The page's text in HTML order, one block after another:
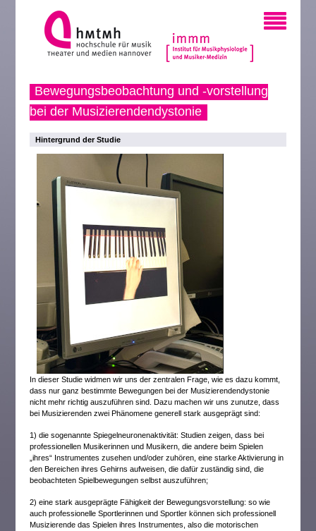
Bewegungsbeobachtung und -vorstellung
bei der Musizierendendystonie
Hintergrund der Studie
In dieser Studie widmen wir uns der zentralen Frage, wie es dazu kommt,
dass nur ganz bestimmte Bewegungen bei der Musizierendendystonie
nicht mehr richtig auszuführen sind. Dazu machen wir uns zunutze, dass
bei Musizierenden zwei Phänomene generell stark ausgeprägt sind:
1) die sogenannte Spiegelneuronenaktivität: Studien zeigen, dass bei
professionellen Musikerinnen und Musikern, die andere beim Spielen
„ihres“ Instrumentes zusehen und/oder zuhören, eine starke Aktivierung in
den Bereichen ihres Gehirns aufweisen, die dafür zuständig sind, die
beobachteten Spielbewegungen selbst auszuführen;
2) eine stark ausgeprägte Fähigkeit der Bewegungsvorstellung: so wie
auch professionelle Sportlerinnen und Sportler können sich professionell
Musizierende das Spielen ihres Instrumentes, also die motorischen